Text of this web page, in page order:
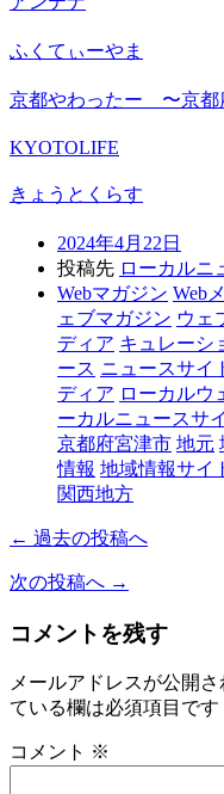
ふくてぃーやま
京都やわったー 〜京都
KYOTOLIFE
きょうとくらす
2024年4月22日
投稿先 ローカルニ
Webマガジン Web
ェブマガジン ウェ
ディア キュレーシ
ース ニュースサイ
ディア ローカルウ
ーカルニュースサ
京都府宮津市 地元
情報 地域情報サイ
関西地方
← 過去の投稿へ
次の投稿へ →
コメントを残す
メールアドレスが公開
ている欄は必須項目です
コメント ※